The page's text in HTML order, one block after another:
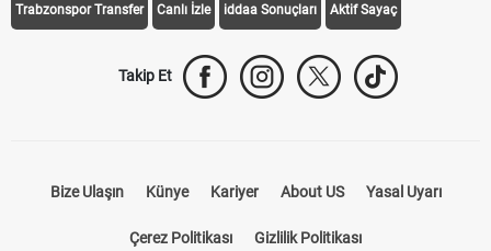
Trabzonspor Transfer Canlı İzle iddaa Sonuçları Aktif Sayaç
Takip Et
Bize Ulaşın Künye Kariyer About US Yasal Uyarı
Çerez Politikası Gizlilik Politikası